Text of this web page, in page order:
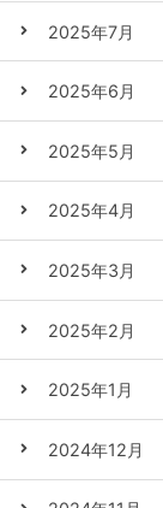
2025年7月
2025年6月
2025年5月
2025年4月
2025年3月
2025年2月
2025年1月
2024年12月